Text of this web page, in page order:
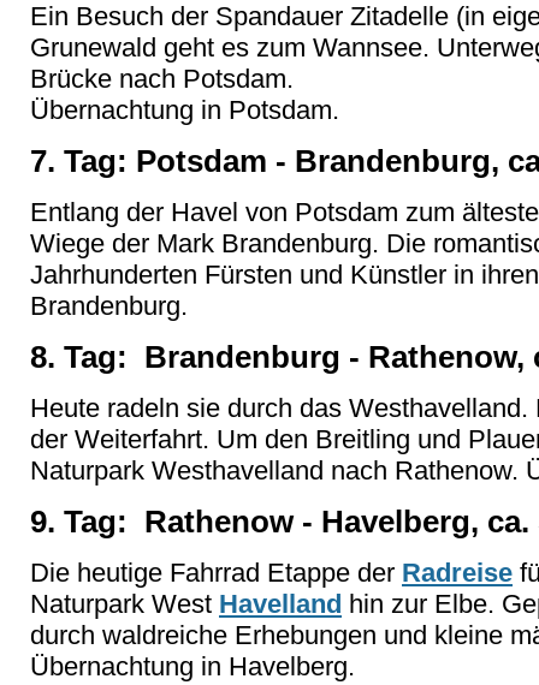
Ein Besuch der Spandauer Zitadelle (in
Grunewald geht es zum Wannsee.
Brücke nach Potsdam.
Übernachtung in Potsdam.
7. Tag: Potsdam - Brandenburg,
Entlang der Havel von Potsdam zum
Wiege der Mark Brandenburg. Die
Jahrhunderten Fürsten und Künstler in
Brandenburg.
8. Tag: Brandenburg - Rathenow,
Heute radeln sie durch das
der Weiterfahrt. Um den Breitling und
Naturpark Westhavelland nach Rathenow.
9. Tag: Rathenow - Havelberg, ca.
Die heutige Fahrrad Etappe der Radreise
Naturpark West Havelland hin zur Elbe.
durch waldreiche Erhebungen und kleine
Übernachtung in Havelberg.